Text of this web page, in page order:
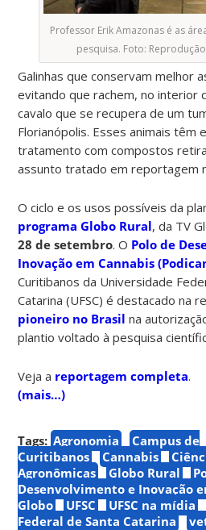
Professor Erik Amazonas é as
pesquisa. Foto:
Galinhas que conservam melhor
evitando que rachem, no interior
cavalo que se recupera de um
Florianópolis. Esses animais têm
tratamento com compostos
assunto tratado em reportagem
O ciclo e os usos possíveis da
programa Globo Rural, da TV
28 de setembro. O Polo de
Inovação em Cannabis
Curitibanos da Universidade
Catarina (UFSC) é destacado na
pioneiro no Brasil na
plantio voltado à pesquisa
Veja a reportagem completa.
(mais…)
Tags: Agronomia
Campus de
Curitibanos
Cannabis
Agronômicas
Globo Rural
Desenvolvimento e Inovação
Globo
UFSC UFSC na mídia
Federal de Santa Catarina